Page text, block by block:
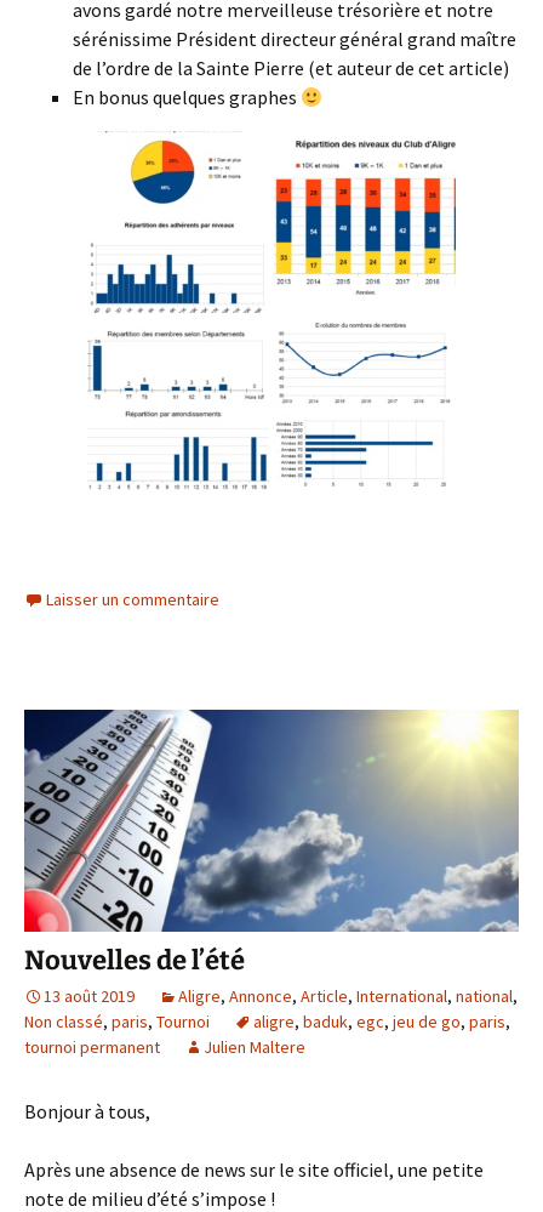
avons gardé notre merveilleuse trésorière et notre
sérénissime Président directeur général grand maître
de l’ordre de la Sainte Pierre (et auteur de cet article)
En bonus quelques graphes
Laisser un commentaire
Nouvelles de l’été
13 août 2019 Aligre, Annonce, Article, International, national,
Non classé, paris, Tournoi aligre, baduk, egc, jeu de go, paris,
tournoi permanent
Julien Maltere
Bonjour à tous,
Après une absence de news sur le site officiel, une petite
note de milieu d’été s’impose !